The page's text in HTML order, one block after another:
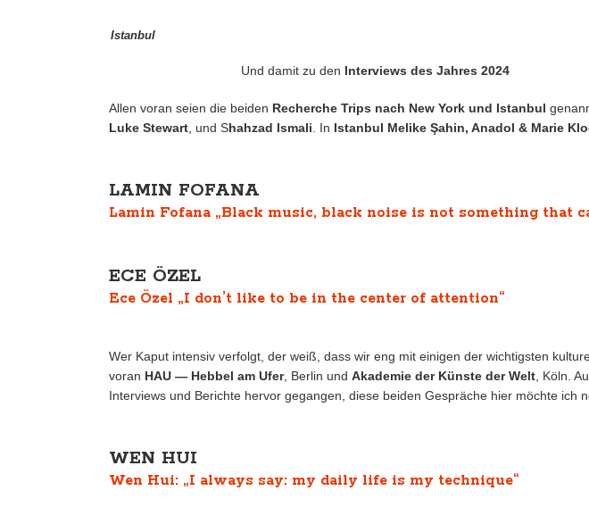
Istanbul
Und damit zu den Interviews des Jahres 2024
Allen voran seien die beiden Recherche Trips nach New York und Istanbul
Luke Stewart , und Shahzad Ismali . In Istanbul Melike Şahin, Anadol & Marie
LAMIN FOFANA
Lamin Fofana „Black music, black noise is not something that
ECE ÖZEL
Ece Özel „I don’t like to be in the center of attention“
Wer Kaput intensiv verfolgt, der weiß, dass wir eng mit einigen der wichtigsten
voran HAU — Hebbel am Ufer, Berlin und Akademie der Künste der Welt , Köln.
Interviews und Berichte hervor gegangen, diese beiden Gespräche hier möchte ich
WEN HUI
Wen Hui: „I always say: my daily life is my technique“